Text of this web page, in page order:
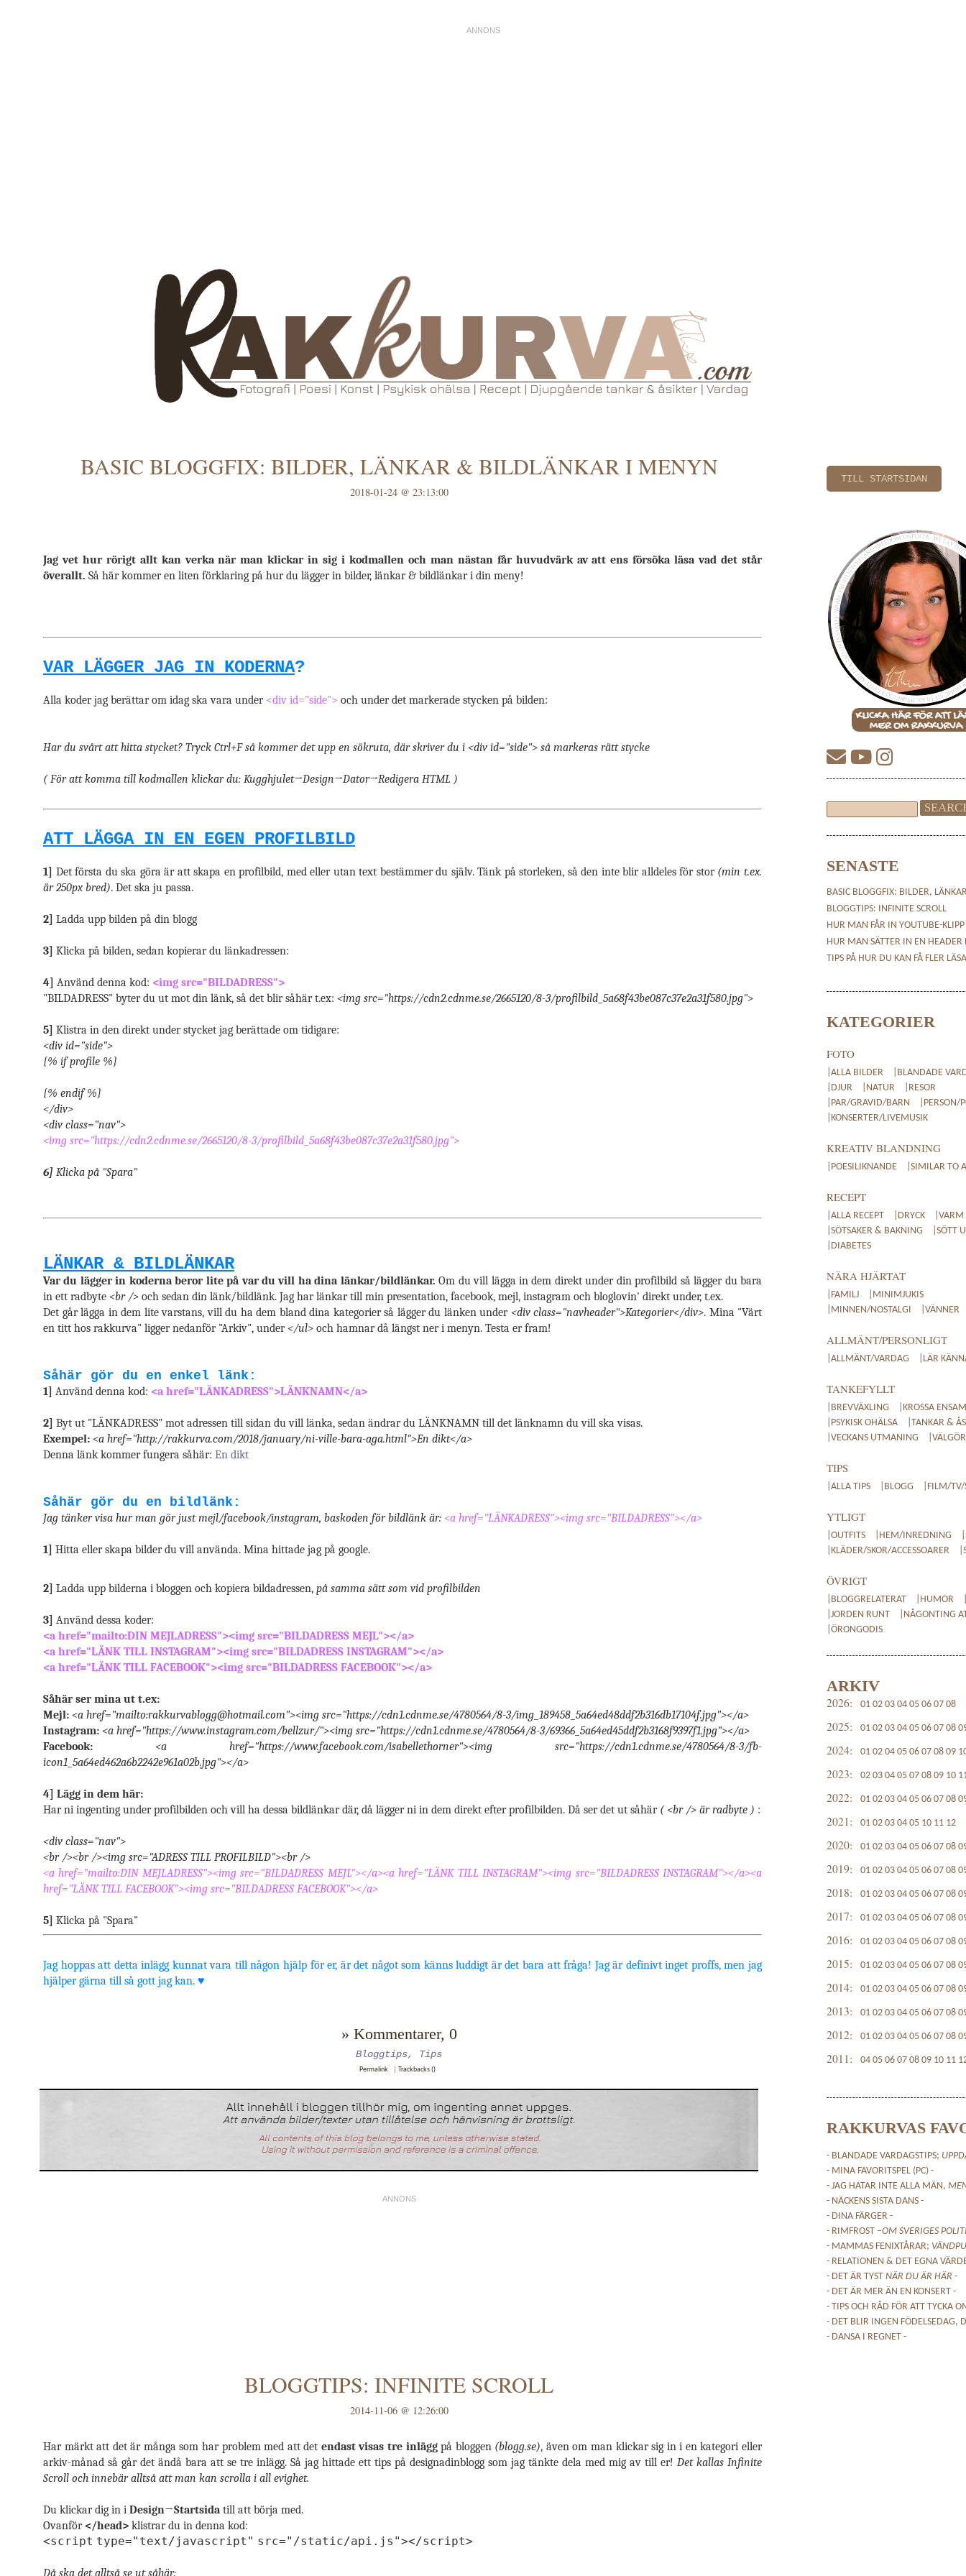
BASIC BLOGGFIX: BILDER, LÄNKAR & BILDLÄNKAR I MENYN
2018-01-24 @ 23:13:00
Jag vet hur rörigt allt kan verka när man klickar in sig i kodmallen och man nästan får huvudvärk av att ens försöka läsa vad det står
överallt. Så här kommer en liten förklaring på hur du lägger in bilder, länkar & bildlänkar i din meny!
VAR LÄGGER JAG IN KODERNA?
Alla koder jag berättar om idag ska vara under <div id="side"> och under det markerade stycken på bilden:
Har du svårt att hitta stycket? Tryck Ctrl+F så kommer det upp en sökruta, där skriver du i <div id="side"> så markeras rätt stycke
( För att komma till kodmallen klickar du: Kugghjulet→Design→Dator→Redigera HTML )
ATT LÄGGA IN EN EGEN PROFILBILD
1] Det första du ska göra är att skapa en profilbild, med eller utan text bestämmer du själv. Tänk på storleken, så den inte blir alldeles för stor (min t.ex.
är 250px bred). Det ska ju passa.
2] Ladda upp bilden på din blogg
3] Klicka på bilden, sedan kopierar du länkadressen:
4] Använd denna kod: <img src="BILDADRESS">
"BILDADRESS" byter du ut mot din länk, så det blir såhär t.ex: <img src="https://cdn2.cdnme.se/2665120/8-3/profilbild_5a68f43be087c37e2a31f580.jpg">
5] Klistra in den direkt under stycket jag berättade om tidigare:
<div id="side">
{% if profile %}
{% endif %}
</div>
<div class="nav">
<img src="https://cdn2.cdnme.se/2665120/8-3/profilbild_5a68f43be087c37e2a31f580.jpg">
6] Klicka på "Spara"
LÄNKAR & BILDLÄNKAR
Var du lägger in koderna beror lite på var du vill ha dina länkar/bildlänkar. Om du vill lägga in dem direkt under din profilbild så lägger du bara
in ett radbyte <br /> och sedan din länk/bildlänk. Jag har länkar till min presentation, facebook, mejl, instagram och bloglovin' direkt under, t.ex.
Det går lägga in dem lite varstans, vill du ha dem bland dina kategorier så lägger du länken under <div class="navheader">Kategorier</div>. Mina "Värt
en titt hos rakkurva" ligger nedanför "Arkiv", under</ul> och hamnar då längst ner i menyn. Testa er fram!
Såhär gör du en enkel länk:
1] Använd denna kod: <a href="LÄNKADRESS">LÄNKNAMN</a>
2] Byt ut "LÄNKADRESS" mot adressen till sidan du vill länka, sedan ändrar du LÄNKNAMN till det länknamn du vill ska visas.
Exempel: <a href="http://rakkurva.com/2018/january/ni-ville-bara-aga.html">En dikt</a>
Denna länk kommer fungera såhär: En dikt
Såhär gör du en bildlänk:
Jag tänker visa hur man gör just mejl/facebook/instagram, baskoden för bildlänk är: <a href="LÄNKADRESS"><img src="BILDADRESS"></a>
1] Hitta eller skapa bilder du vill använda. Mina hittade jag på google.
2] Ladda upp bilderna i bloggen och kopiera bildadressen, på samma sätt som vid profilbilden
3] Använd dessa koder:
<a href="mailto:DIN MEJLADRESS"><img src="BILDADRESS MEJL"></a>
<a href="LÄNK TILL INSTAGRAM"><img src="BILDADRESS INSTAGRAM"></a>
<a href="LÄNK TILL FACEBOOK"><img src="BILDADRESS FACEBOOK"></a>
Såhär ser mina ut t.ex:
Mejl: <a href="mailto:rakkurvablogg@hotmail.com"><img src="https://cdn1.cdnme.se/4780564/8-3/img_189458_5a64ed48ddf2b316db17104f.jpg"></a>
Instagram: <a href="https://www.instagram.com/bellzur/"><img src="https://cdn1.cdnme.se/4780564/8-3/69366_5a64ed45ddf2b3168f9397f1.jpg"></a>
Facebook:
<a href="https://www.facebook.com/isabellethorner"><img src="https://cdn1.cdnme.se/4780564/8-3/fb-
icon1_5a64ed462a6b2242e961a02b.jpg"></a>
4] Lägg in dem här:
Har ni ingenting under profilbilden och vill ha dessa bildlänkar där, då lägger ni in dem direkt efter profilbilden. Då ser det ut såhär ( <br /> är radbyte ) :
<div class="nav">
<br /><br /><img src="ADRESS TILL PROFILBILD"><br />
<a href="mailto:DIN MEJLADRESS"><img src="BILDADRESS MEJL"></a><a href="LÄNK TILL INSTAGRAM"><img src="BILDADRESS INSTAGRAM"></a><a
href="LÄNK TILL FACEBOOK"><img src="BILDADRESS FACEBOOK"></a>
5] Klicka på "Spara"
Jag hoppas att detta inlägg kunnat vara till någon hjälp för er, är det något som känns luddigt är det bara att fråga! Jag är definivt inget proffs, men jag
hjälper gärna till så gott jag kan. ♥
» Kommentarer, 0
Bloggtips, Tips
Permalink Trackbacks ()
BLOGGTIPS: INFINITE SCROLL
2014-11-06 @ 12:26:00
Har märkt att det är många som har problem med att det endast visas tre inläggpå bloggen (blogg.se), även om man klickar sig in i en kategori eller
arkiv-månad så går det ändå bara att se tre inlägg. Så jag hittade ett tips på designadinblogg som jag tänkte dela med mig av till er! Det kallas Infinite
Scroll och innebär alltså att man kan scrolla i all evighet.
Du klickar dig in i Design→Startsida till att börja med.
Ovanför </head> klistrar du in denna kod:
<script type="text/javascript" src="/static/api.js"></script>
Då ska det alltså se ut såhär:
TILL STARTSIDAN
SENASTE
BASIC BLOGGFIX: BILDER,
BLOGGTIPS: INFINITE SCROLL
HUR MAN FÅR IN YOUTUBE-
HUR MAN SÄTTER IN EN HEADER
TIPS PÅ HUR DU KAN FÅ FLER
KATEGORIER
FOTO
|ALLA BILDER
|BLANDADE
|DJUR
|NATUR
|RESOR
|PAR/GRAVID/BARN
|PERSON/
|KONSERTER/LIVEMUSIK
KREATIV BLANDNING
|POESILIKNANDE |SIMILAR TO
RECEPT
|ALLA RECEPT |DRYCK
|SÖTSAKER & BAKNING
|SÖTT
|DIABETES
NÄRA HJÄRTAT
|FAMILJ
|MINIMJUKIS
|MINNEN/NOSTALGI
|VÄNNER
ALLMÄNT/PERSONLIGT
|ALLMÄNT/VARDAG |LÄR
TANKEFYLLT
|BREVVÄXLING
|KROSSA
|PSYKISK OHÄLSA
|TANKAR &
|VECKANS UTMANING
TIPS
|ALLA TIPS |BLOGG |FILM/TV/
YTLIGT
|OUTFITS |HEM/INREDNING
|KLÄDER/SKOR/ACCESSOARER
ÖVRIGT
|BLOGGRELATERAT |HUMOR
|JORDEN RUNT
|NÅGONTING
|ÖRONGODIS
ARKIV
2026: 01 02 03 04 05 06 07 08
2025: 01 02 03 04 05 06 07 08
2024: 01 02 04 05 06 07 08 09
2023: 02 03 04 05 07 08 09 10
2022: 01 02 03 04 05 06 07 08
2021: 01 02 03 04 05 10 11 12
2020: 01 02 03 04 05 06 07 08
2019: 01 02 03 04 05 06 07 08
2018: 01 02 03 04 05 06 07 08
2017: 01 02 03 04 05 06 07 08
2016: 01 02 03 04 05 06 07 08
2015: 01 02 03 04 05 06 07 08
2014: 01 02 03 04 05 06 07 08
2013: 01 02 03 04 05 06 07 08
2012: 01 02 03 04 05 06 07 08
2011: 04 05 06 07 08 09 10 11
RAKKURVAS
- BLANDADE VARDAGSTIPS;
- MINA FAVORITSPEL (PC) -
- JAG HATAR INTE ALLA MÄN,
- NÄCKENS SISTA DANS -
- DINA FÄRGER -
- RIMFROST –OM SVERIGES
- MAMMAS FENIXTÅRAR;
- RELATIONEN & DET EGNA
- DET ÄR TYST NÄR DU ÄR HÄR -
- DET ÄR MER ÄN EN KONSERT -
- TIPS OCH RÅD FÖR ATT TYCKA
- DET BLIR INGEN FÖDELSEDAG,
- DANSA I REGNET -